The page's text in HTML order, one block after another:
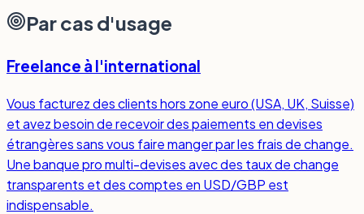
Par cas d'usage
Freelance à l'international
Vous facturez des clients hors zone euro (USA, UK, Suisse)
et avez besoin de recevoir des paiements en devises
étrangères sans vous faire manger par les frais de change.
Une banque pro multi-devises avec des taux de change
transparents et des comptes en USD/GBP est
indispensable.